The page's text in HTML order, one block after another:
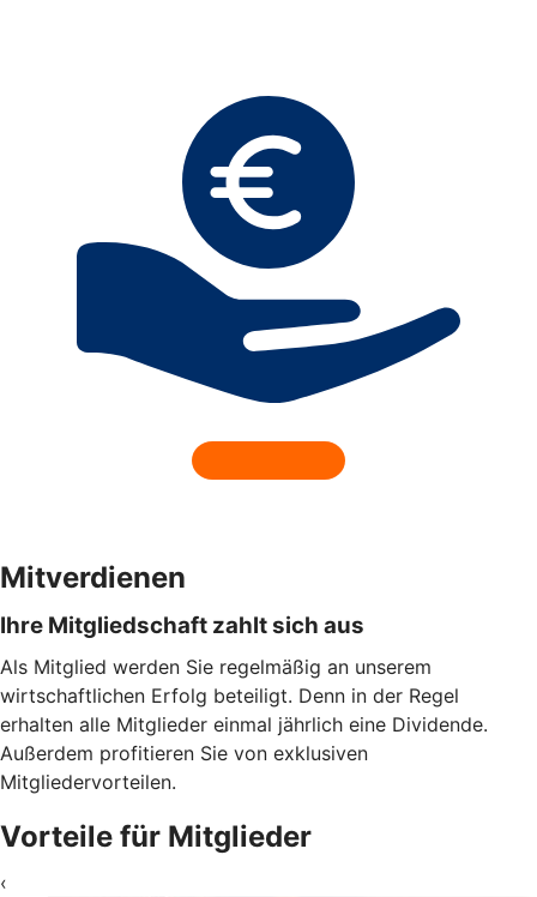
Mitverdienen
Ihre Mitgliedschaft zahlt sich aus
Als Mitglied werden Sie regelmäßig an unserem
wirtschaftlichen Erfolg beteiligt. Denn in der Regel
erhalten alle Mitglieder einmal jährlich eine Dividende.
Außerdem profitieren Sie von exklusiven
Mitgliedervorteilen.
Vorteile für Mitglieder
‹